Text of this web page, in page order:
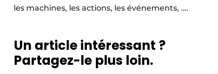
les machines, les actions, les événements, ….
Un article intéressant ?
Partagez-le plus loin.